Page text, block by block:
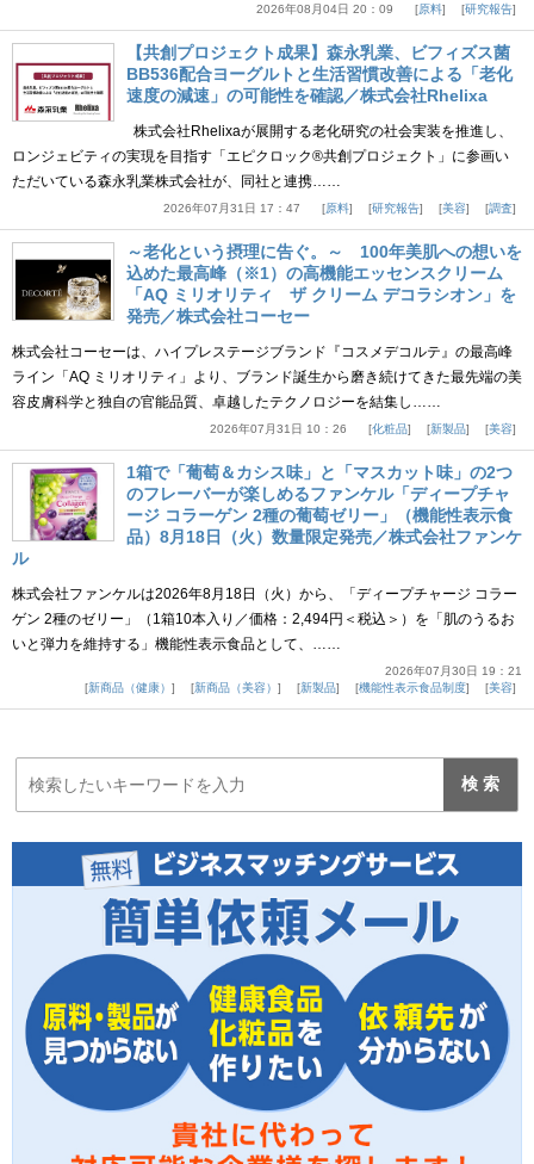
2026年08月04日 20：09 原料 研究報告
【共創プロジェクト成果】森永乳業、ビフィズス菌
BB536配合ヨーグルトと生活習慣改善による「老化
速度の減速」の可能性を確認／株式会社Rhelixa
株式会社Rhelixaが展開する老化研究の社会実装を推進し、
ロンジェビティの実現を目指す「エピクロック®共創プロジェクト」に参画い
ただいている森永乳業株式会社が、同社と連携……
2026年07月31日 17：47 原料 研究報告 美容 調査
～老化という摂理に告ぐ。～ 100年美肌への想いを
込めた最高峰（※1）の高機能エッセンスクリーム
「AQ ミリオリティ ザ クリーム デコラシオン」を
発売／株式会社コーセー
株式会社コーセーは、ハイプレステージブランド『コスメデコルテ』の最高峰
ライン「AQ ミリオリティ」より、ブランド誕生から磨き続けてきた最先端の美
容皮膚科学と独自の官能品質、卓越したテクノロジーを結集し……
2026年07月31日 10：26 化粧品 新製品 美容
1箱で「葡萄＆カシス味」と「マスカット味」の2つ
のフレーバーが楽しめるファンケル「ディープチャ
ージ コラーゲン 2種の葡萄ゼリー」（機能性表示食
品）8月18日（火）数量限定発売／株式会社ファンケ
ル
株式会社ファンケルは2026年8月18日（火）から、「ディープチャージ コラー
ゲン 2種のゼリー」（1箱10本入り／価格：2,494円＜税込＞）を「肌のうるお
いと弾力を維持する」機能性表示食品として、……
2026年07月30日 19：21
新商品（健康）
新商品（美容） 新製品 機能性表示食品制度 美容